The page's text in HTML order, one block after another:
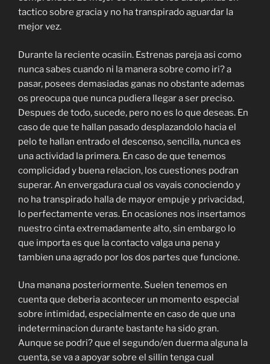
tactico sobre gracia y no ha transpirado aguardar la
mejor vez.
Durante la reciente ocasiin. Estrenas pareja asi como
nunca sabes cuando ni la manera sobre como iri? a
pasar, posees demasiadas ganas no obstante ademas
os preocupa que nunca pudiera llegar a ser preciso.
Despues de todo, sucede, pero no es lo que deseas. En
caso de que te hallan pasado desplazandolo hacia el
pelo te hallan entrado el descenso, sencilla, nunca es
una actividad la primera. En caso de que tenemos
complicidad y buena relacion, los cuestiones podran
superar. An envergadura cual os vayais conociendo y
no ha transpirado halla de mayor empuje y privacidad,
lo perfectamente veras. En ocasiones nos insertamos
nuestro cinta extremadamente alto, sin embargo lo
que importa es que la contacto valga una pena y
tambien una agrado por los dos partes que funcione.
Una manana posteriormente. Suelen tenemos en
cuenta que deberia acontecer un momento especial
sobre intimidad, especialmente en caso de que una
indeterminacion durante bastante ha sido gran.
Aunque se podri? que el segundo/en duerma alguna la
cuenta, se va a apoyar sobre el sillin tenga cual